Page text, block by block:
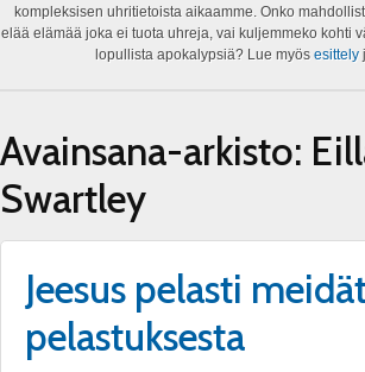
kompleksisen uhritietoista aikaamme. Onko
elää elämää joka ei tuota uhreja, vai kuljemmeko kohti
lopullista apokalypsiä? Lue myös esittely
Avainsana-arkisto:
Swartley
Jeesus pelasti
pelastuksesta